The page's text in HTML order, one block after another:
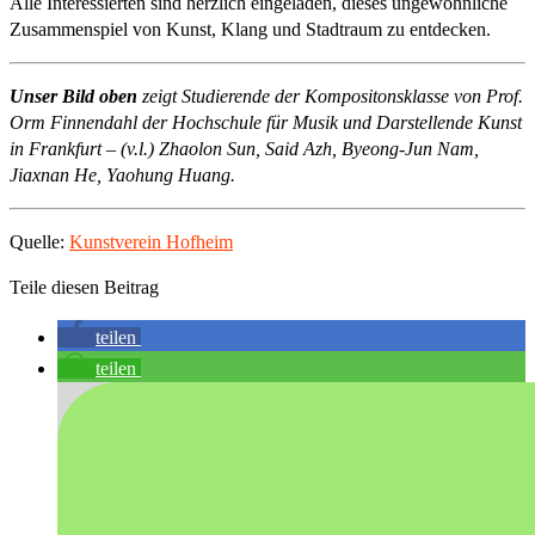
Zusammenspiel von Kunst, Klang und Stadtraum zu entdecken.
Unser Bild oben zeigt Studierende der Kompositonsklasse von Prof.
Orm Finnendahl der Hochschule für Musik und Darstellende Kunst
in Frankfurt – (v.l.) Zhaolon Sun, Said Azh, Byeong-Jun Nam,
Jiaxnan He, Yaohung Huang.
Quelle: Kunstverein Hofheim
Teile diesen Beitrag
teilen
teilen